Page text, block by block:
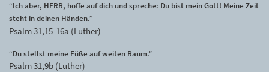
“Ich aber, HERR, hoffe auf dich und spreche: Du bist mein Gott! Meine Zeit
steht in deinen Händen.”
Psalm 31,15-16a (Luther)
“Du stellst meine Füße auf weiten Raum.”
Psalm 31,9b (Luther)